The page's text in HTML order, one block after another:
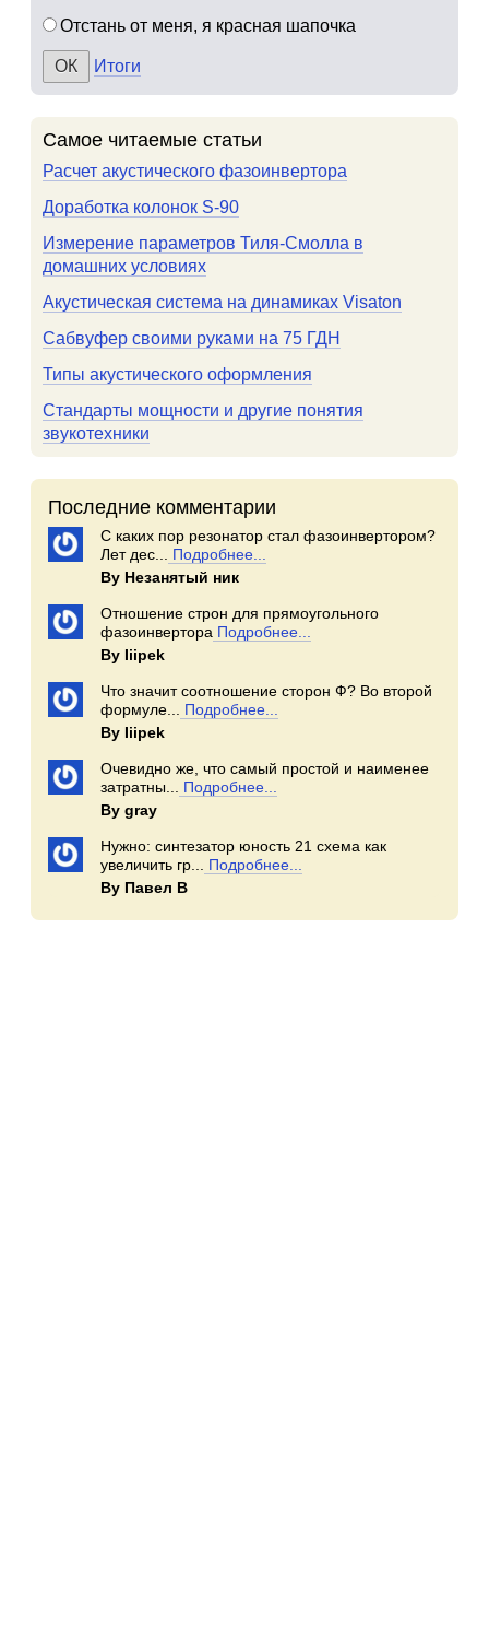
Отстань от меня, я красная шапочка
Итоги
Самое читаемые статьи
Расчет акустического фазоинвертора
Доработка колонок S-90
Измерение параметров Тиля-Смолла в
домашних условиях
Акустическая система на динамиках Visaton
Сабвуфер своими руками на 75 ГДН
Типы акустического оформления
Стандарты мощности и другие понятия
звукотехники
Последние комментарии
С каких пор резонатор стал фазоинвертором?
Лет дес...
Подробнее...
By Незанятый ник
Отношение строн для прямоугольного
фазоинвертора Подробнее...
By Iiipek
Что значит соотношение сторон Ф? Во второй
формуле...
Подробнее...
By Iiipek
Очевидно же, что самый простой и наименее
затратны...
Подробнее...
By gray
Нужно: синтезатор юность 21 схема как
увеличить гр...
Подробнее...
By Павел В